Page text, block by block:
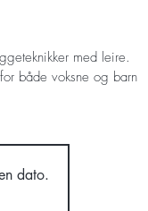
med leire.
både voksne og barn
dato.